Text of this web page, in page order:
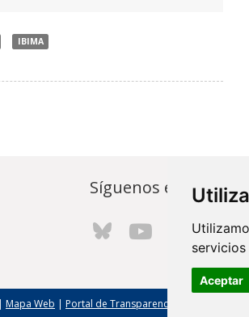
Aceptar
IBIMA
Síguenos en...
| Mapa Web | Portal de Transparencia